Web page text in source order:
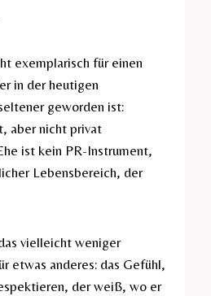
exemplarisch für einen
in der heutigen
geworden ist:
aber nicht privat
ist kein PR-Instrument,
Lebensbereich, der
vielleicht weniger
etwas anderes: das Gefühl,
der weiß, wo er